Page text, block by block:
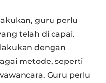
guru perlu
telah di capai.
dengan
metode, seperti
Guru perlu